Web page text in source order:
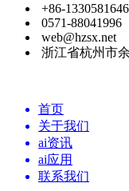
+86-
0571-88041996
web@hzsx.net
浙江省杭州市
首页
关于我们
ai资讯
ai应用
联系我们